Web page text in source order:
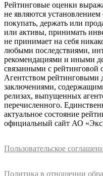
Рейтинговые оценки
не являются
покупать, держать или
или активы, принимать
не принимает на себя
любыми последствиями,
рекомендациями и иными
связанными с
Агентством рейтинговыми
заключениями,
релизах, выпущенных
перечисленного.
актуальное состояние
официальный сайт АО
Пользовательское
Политика в отношении